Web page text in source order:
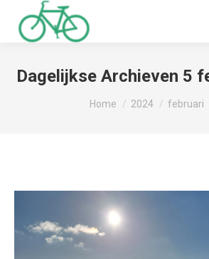
Dagelijkse Archieven 5
Je bent hier:
Home 2024 februari